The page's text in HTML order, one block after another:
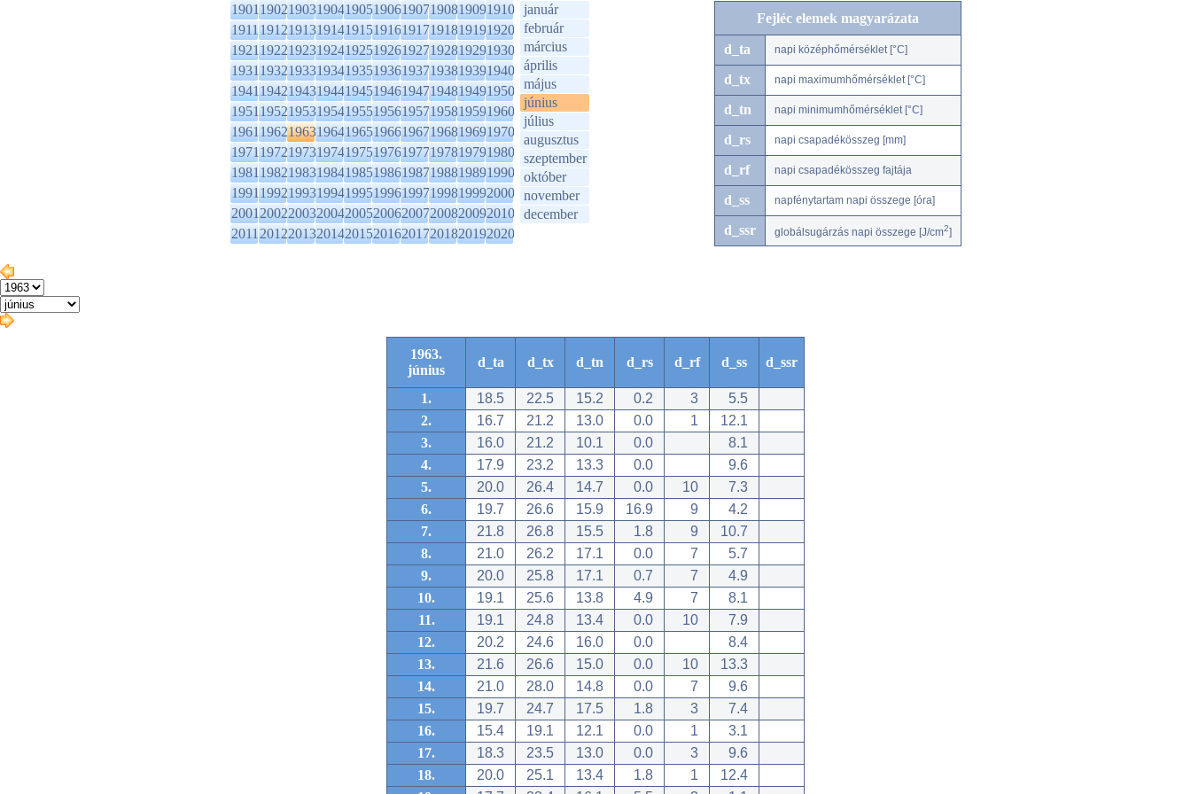
1901190219031904190519061907190819091910
1911191219131914191519161917191819191920
1921192219231924192519261927192819291930
1931193219331934193519361937193819391940
1941194219431944194519461947194819491950
1951195219531954195519561957195819591960
1961196219631964196519661967196819691970
1971197219731974197519761977197819791980
1981198219831984198519861987198819891990
1991199219931994199519961997199819992000
2001200220032004200520062007200820092010
2011201220132014201520162017201820192020
január
február
március
április
május
június
július
augusztus
szeptember
október
november
december
Fejléc elemek magyarázata
d_ta napi középhőmérséklet [°C]
d_tx napi maximumhőmérséklet [°C]
d_tn napi minimumhőmérséklet [°C]
d_rs napi csapadékösszeg [mm]
d_rf napi csapadékösszeg fajtája
d_ss napfénytartam napi összege [óra]
d_ssr globálsugárzás napi összege [J/cm2]
1963.
június
d_ta d_tx d_tn d_rs d_rf d_ss d_ssr
1. 18.5 22.5 15.2 0.2 3
5.5
2.
16.7 21.2 13.0 0.0 1
12.1
3.
16.0 21.2 10.1 0.0
8.1
4.
17.9 23.2 13.3 0.0
9.6
5.
20.0 26.4 14.7 0.0 10
7.3
6.
19.7 26.6 15.9 16.9 9
4.2
7.
21.8 26.8 15.5 1.8 9
10.7
8.
21.0 26.2 17.1 0.0 7
5.7
9.
20.0 25.8 17.1 0.7 7
4.9
10.
19.1 25.6 13.8 4.9 7
8.1
11.
19.1 24.8 13.4 0.0 10
7.9
12.
20.2 24.6 16.0 0.0
8.4
13.
21.6 26.6 15.0 0.0 10
13.3
14.
21.0 28.0 14.8 0.0 7
9.6
15.
19.7 24.7 17.5 1.8 3
7.4
16.
15.4 19.1 12.1 0.0 1
3.1
17.
18.3 23.5 13.0 0.0 3
9.6
18.
20.0 25.1 13.4 1.8 1
12.4